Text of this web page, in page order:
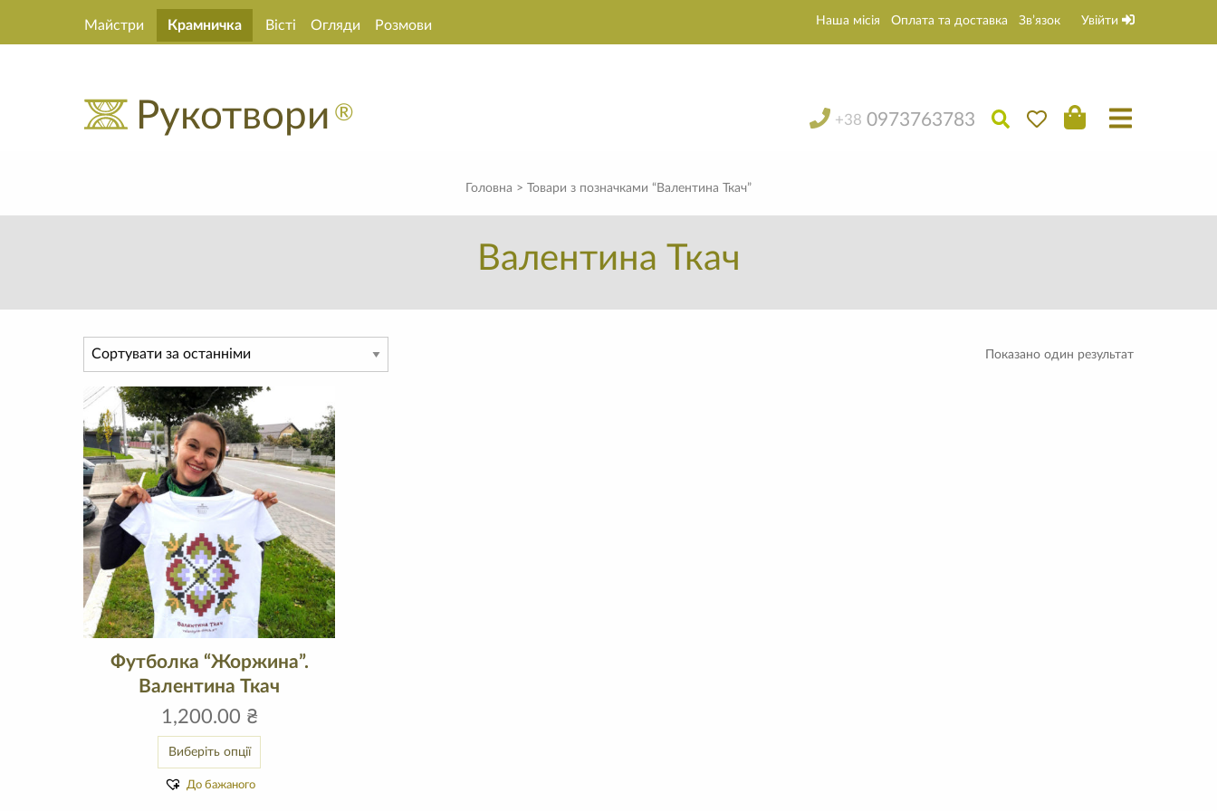
Майстри Крамничка Вісті Огляди Розмови Наша місія Оплата та доставка Зв’язок Увійти
Рукотвори ® +38 0973763783
Головна > Товари з позначками “Валентина Ткач”
Валентина Ткач
Показано один результат
Футболка “Жоржина”.
Валентина Ткач
1,200.00 ₴
Виберіть опції
До бажаного